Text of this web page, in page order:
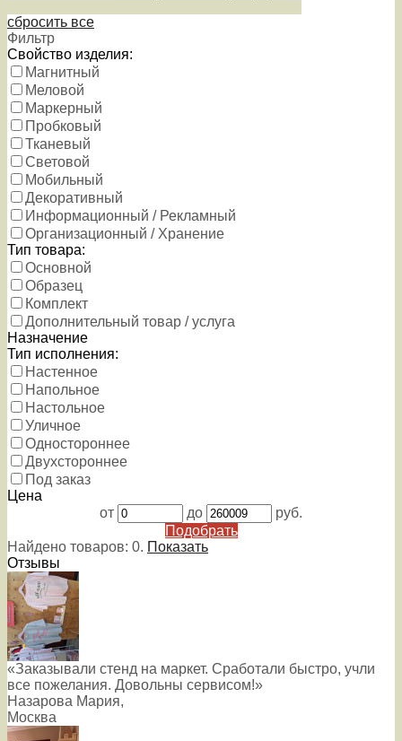
сбросить все
Фильтр
Свойство изделия:
Магнитный
Меловой
Маркерный
Пробковый
Тканевый
Световой
Мобильный
Декоративный
Информационный / Рекламный
Организационный / Хранение
Тип товара:
Основной
Образец
Комплект
Дополнительный товар / услуга
Назначение
Тип исполнения:
Настенное
Напольное
Настольное
Уличное
Одностороннее
Двухстороннее
Под заказ
Цена
от
до
руб.
Подобрать
Найдено товаров: 0. Показать
Отзывы
«Заказывали стенд на маркет. Сработали быстро, учли
все пожелания. Довольны сервисом!»
Назарова Мария,
Москва